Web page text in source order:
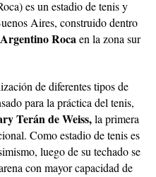
Aires, construido dentro
Rocaen la zona sur
para la práctica del tenis,
Terán de Weiss,la primera
Como estadio de tenis es
luego de su techado se
con mayor capacidad de
Latina en contar con techo